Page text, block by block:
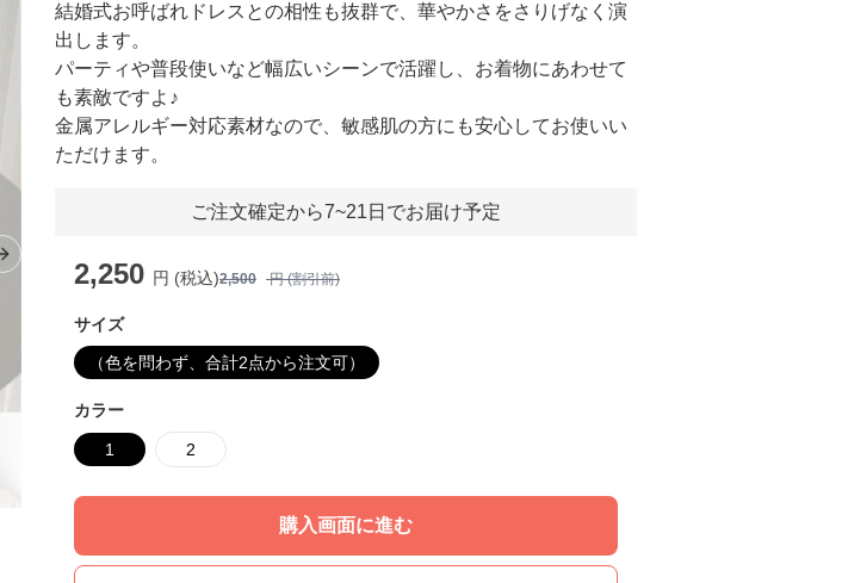
Next slide
結婚式お呼ばれドレスとの相性も抜群で、華やかさをさりげなく演
出します。
パーティや普段使いなど幅広いシーンで活躍し、お着物にあわせて
も素敵ですよ♪
金属アレルギー対応素材なので、敏感肌の方にも安心してお使いい
ただけます。
ご注文確定から7~21日でお届け予定
2,250 円 (税込)2,500 円 (割引前)
サイズ
（色を問わず、合計2点から注文可）
カラー
1 2
購入画面に進む